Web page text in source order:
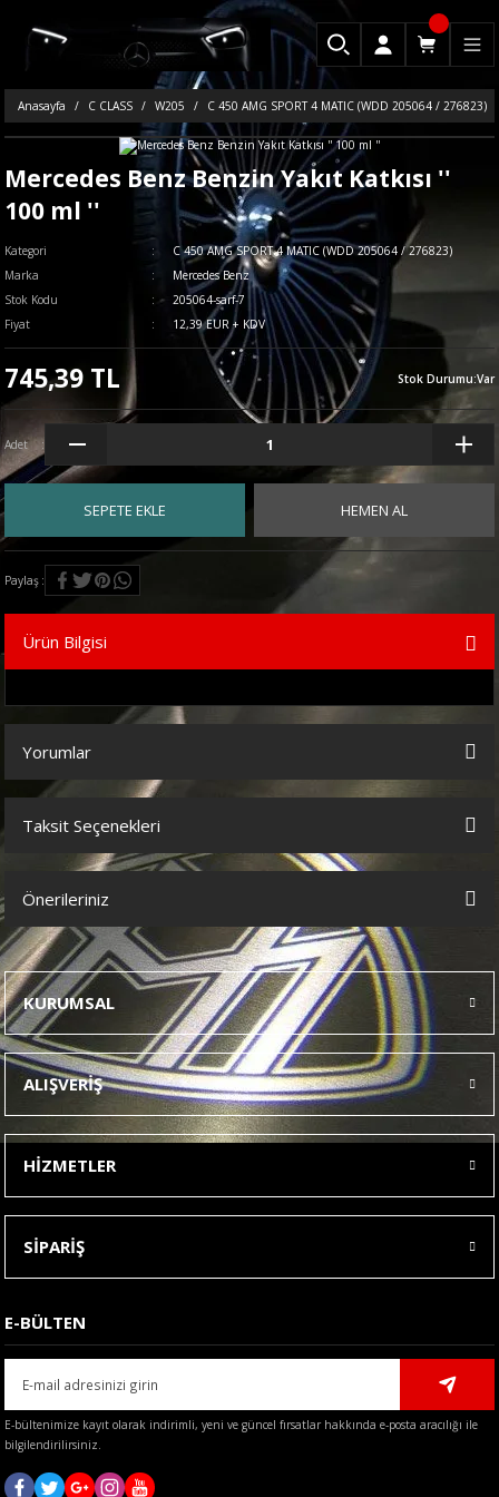
Anasayfa C CLASS W205 C 450 AMG SPORT 4 MATIC (WDD 205064 / 276823)
Mercedes Benz Benzin Yakıt Katkısı ''
100 ml ''
Kategori
C 450 AMG SPORT 4 MATIC (WDD 205064 / 276823)
Marka
Mercedes Benz
Stok Kodu
205064-sarf-7
Fiyat
12,39 EUR + KDV
745,39 TL Stok Durumu:Var
Adet
SEPETE EKLE HEMEN AL
Paylaş
Ürün Bilgisi
Yorumlar
Bu ürüne ilk yorumu siz yapın!
Taksit Seçenekleri
Önerileriniz
Bu ürünün fiyat bilgisi, resim, ürün açıklamalarında ve diğer
konularda yetersiz gördüğünüz noktaları öneri formunu kullanarak
tarafımıza iletebilirsiniz.
Görüş ve önerileriniz için teşekkür ederiz.
Ürün resmi kalitesiz, bozuk veya görüntülenemiyor.
Ürün açıklamasında eksik bilgiler bulunuyor.
Ürün bilgilerinde hatalar bulunuyor.
Ürün fiyatı diğer sitelerden daha pahalı.
Bu ürüne benzer farklı alternatifler olmalı.
Gönder
KURUMSAL
ALIŞVERİŞ
HİZMETLER
SİPARİŞ
E-BÜLTEN
E-bültenimize kayıt olarak indirimli, yeni ve güncel fırsatlar hakkında e-posta aracılığı ile
bilgilendirilirsiniz.